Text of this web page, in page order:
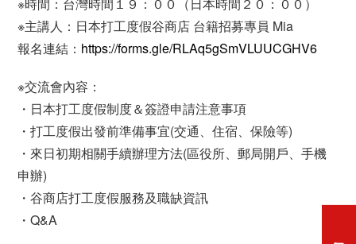
※主講人：日本打工度假谷商店 台籍招募專員 Mia
報名連結： https://forms.gle/RLAq5gSmVLUUCGHV6
※交流會內容：
・日本打工度假制度＆簽證申請注意事項
・打工度假出發前準備事宜(交通、住宿、保險等)
・來日初期相關手續辦理方法(區役所、郵局開戶、手機
申辦)
・谷商店打工度假服務及職缺資訊
・Q&A